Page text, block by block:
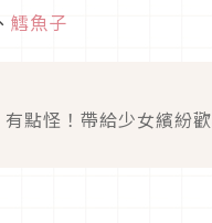
、 鱈魚子
有點怪！帶給少女繽紛